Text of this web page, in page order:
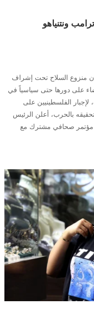
ونتنياهو
منزوع السلاح تحت إشراف
على دورها حتى سياسياً في
لإجبار الفلسطينيين على
بالحرب، أعلن الرئيس
مؤتمر صحافي مشترك مع